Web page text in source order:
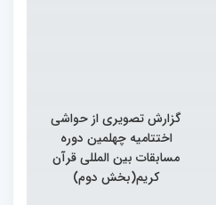
گزارش تصویری از حواشی
اختتامیه چهلمین دوره
مسابقات بین المللی قرآن
کریم(بخش دوم)